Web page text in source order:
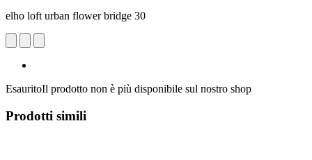
elho loft urban flower bridge 30
EsauritoIl prodotto non è più disponibile sul nostro shop
Prodotti simili